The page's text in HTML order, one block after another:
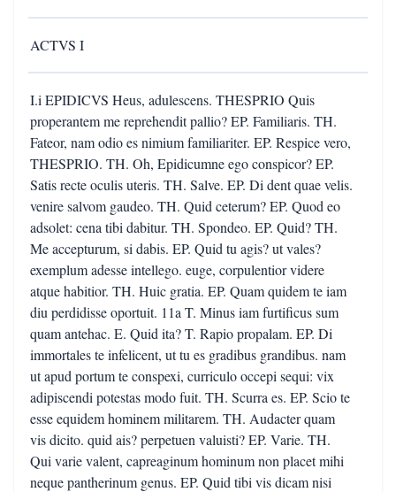
ACTVS I
I.i EPIDICVS Heus, adulescens. THESPRIO Quis
properantem me reprehendit pallio? EP. Familiaris. TH.
Fateor, nam odio es nimium familiariter. EP. Respice vero,
THESPRIO. TH. Oh, Epidicumne ego conspicor? EP.
Satis recte oculis uteris. TH. Salve. EP. Di dent quae velis.
venire salvom gaudeo. TH. Quid ceterum? EP. Quod eo
adsolet: cena tibi dabitur. TH. Spondeo. EP. Quid? TH.
Me accepturum, si dabis. EP. Quid tu agis? ut vales?
exemplum adesse intellego. euge, corpulentior videre
atque habitior. TH. Huic gratia. EP. Quam quidem te iam
diu perdidisse oportuit. 11a T. Minus iam furtificus sum
quam antehac. E. Quid ita? T. Rapio propalam. EP. Di
immortales te infelicent, ut tu es gradibus grandibus. nam
ut apud portum te conspexi, curriculo occepi sequi: vix
adipiscendi potestas modo fuit. TH. Scurra es. EP. Scio te
esse equidem hominem militarem. TH. Audacter quam
vis dicito. quid ais? perpetuen valuisti? EP. Varie. TH.
Qui varie valent, capreaginum hominum non placet mihi
neque pantherinum genus. EP. Quid tibi vis dicam nisi